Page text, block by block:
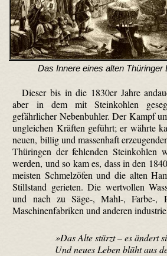
Das Innere eines alten Thüringer
Dieser bis in die 1830er Jahre
aber in dem mit Steinkohlen
gefährlicher Nebenbuhler. Der Kampf
ungleichen Kräften geführt; er währte
neuen, billig und massenhaft
Thüringen der fehlenden Steinkohlen
werden, und so kam es, dass in den
meisten Schmelzöfen und die alten
Stillstand gerieten. Die wertvollen
und nach zu Säge-, Mahl-, Farbe-,
Maschinenfabriken und anderen
»Das Alte stürzt – es ändert
Und neues Leben blüht aus